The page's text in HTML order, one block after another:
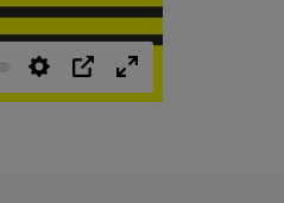
Einstellungen
PIP Vollbild